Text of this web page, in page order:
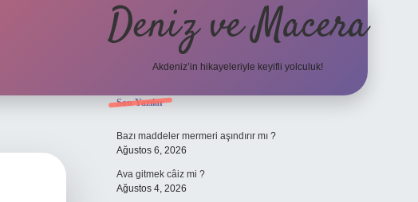
Deniz ve Macera
Akdeniz’in hikayeleriyle keyifli yolculuk!
Sidebar
Son Yazılar
Bazı maddeler mermeri aşındırır mı ?
Ağustos 6, 2026
Ava gitmek câiz mi ?
Ağustos 4, 2026